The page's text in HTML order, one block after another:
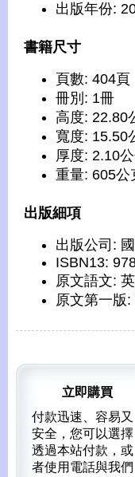
出版年份:
書籍尺寸
頁數: 404頁
冊別: 1冊
高度: 22.80
寬度: 15.50
厚度: 2.10
重量: 605公
出版細項
出版公司:
ISBN13:
原文語文:
原文第一版
立即購買
付款迅速、容易又
安全，您可以選擇
透過本站付款，或
者使用電話與我們